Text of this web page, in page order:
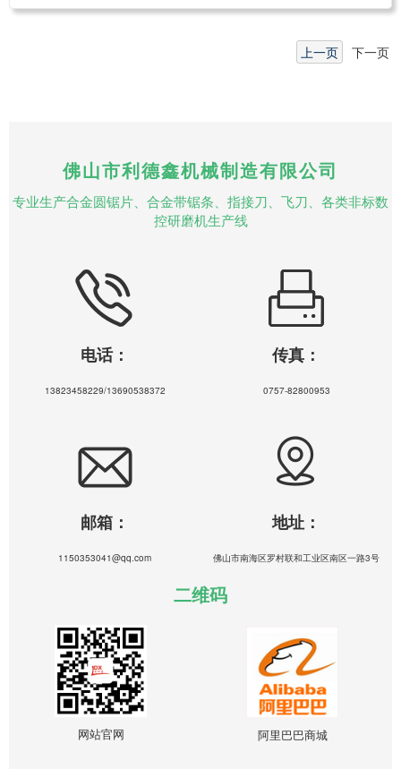
上一页 下一页
佛山市利德鑫机械制造有限公司
专业生产合金圆锯片、合金带锯条、指接刀、飞刀、各类非标数
控研磨机生产线
电话：
13823458229/13690538372
传真：
0757-82800953
邮箱：
1150353041@qq.com
地址：
佛山市南海区罗村联和工业区南区一路3号
二维码
网站官网 阿里巴巴商城